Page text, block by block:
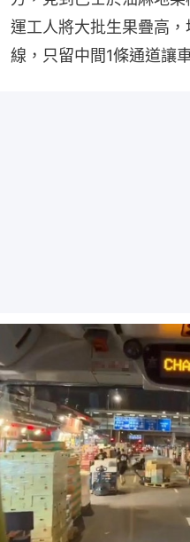
運工人將大批生果疊高
線，只留中間1條通道讓